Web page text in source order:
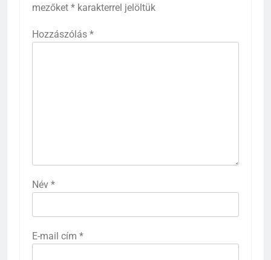
mezőket * karakterrel jelöltük
Hozzászólás *
Név *
E-mail cím *